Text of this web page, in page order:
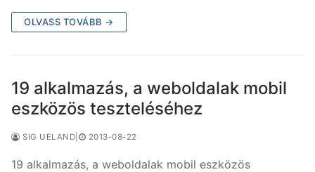
OLVASS TOVÁBB →
19 alkalmazás, a weboldalak mobil
eszközös teszteléséhez
SIG UELAND 2013-08-22
19 alkalmazás, a weboldalak mobil eszközös